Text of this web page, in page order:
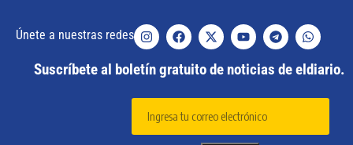
Únete a nuestras redes
Suscríbete al boletín gratuito de noticias de eldiario.